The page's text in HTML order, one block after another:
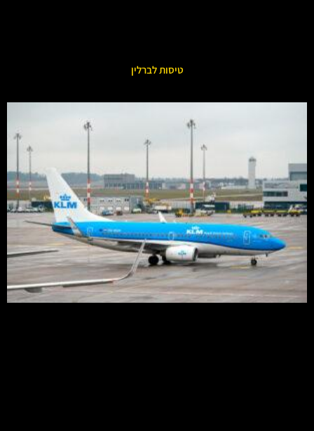
טיסות לברלין